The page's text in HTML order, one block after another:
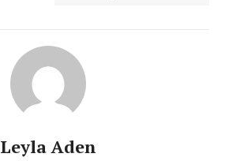
Leyla Aden